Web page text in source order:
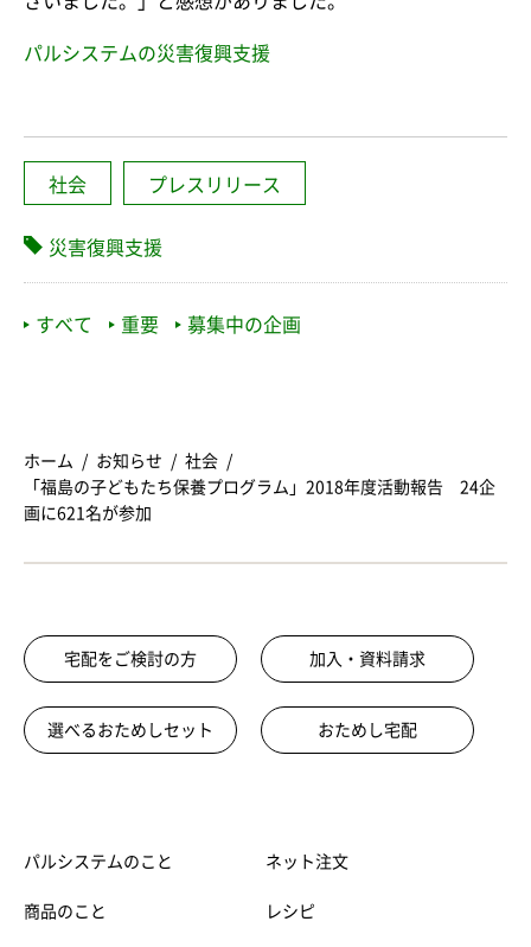
パルシステムの災害復興支援
社会 プレスリリース
災害復興支援
すべて 重要 募集中の企画
ホーム お知らせ
社会
「福島の子どもたち保養プログラム」2018年度活動報告 24企
画に621名が参加
宅配をご検討の方 加入・資料請求
選べるおためしセット おためし宅配
パルシステムのこと
商品のこと
ネット注文
レシピ